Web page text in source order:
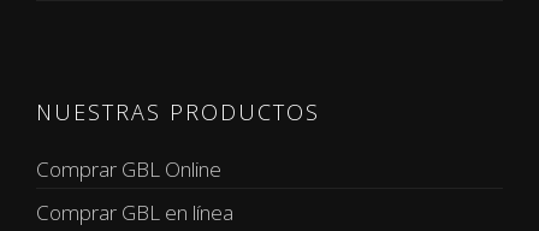
NUESTRAS PRODUCTOS
Comprar GBL Online
Comprar GBL en línea